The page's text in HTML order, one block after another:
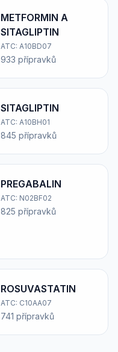
METFORMIN A
SITAGLIPTIN
ATC: A10BD07
933 přípravků
SITAGLIPTIN
ATC: A10BH01
845 přípravků
PREGABALIN
ATC: N02BF02
825 přípravků
ROSUVASTATIN
ATC: C10AA07
741 přípravků